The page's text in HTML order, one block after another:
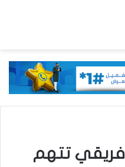
تتهم